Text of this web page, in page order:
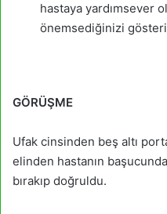
hastaya yardımsever
önemsediğinizi
GÖRÜŞME
Ufak cinsinden beş altı
elinden hastanın
bırakıp doğruldu.